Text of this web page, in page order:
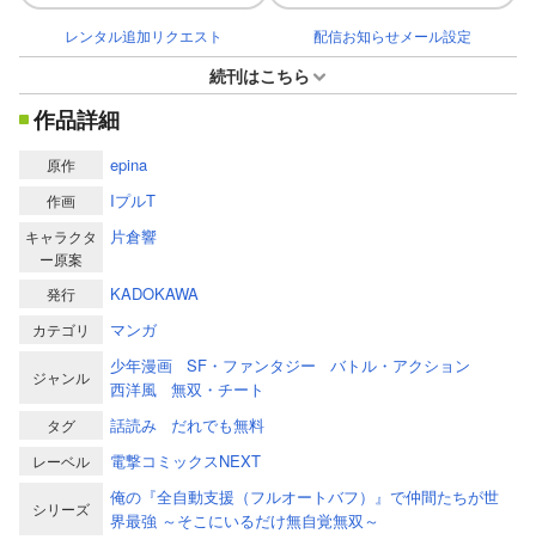
レンタル追加リクエスト 配信お知らせメール設定
続刊はこちら
作品詳細
原作 epina
作画 IプルT
キャラクタ
ー原案
片倉響
発行 KADOKAWA
カテゴリ マンガ
ジャンル
少年漫画 SF・ファンタジー
バトル・アクション
西洋風
無双・チート
タグ 話読み だれでも無料
レーベル 電撃コミックスNEXT
シリーズ
俺の『全自動支援（フルオートバフ）』で仲間たちが世
界最強 ～そこにいるだけ無自覚無双～